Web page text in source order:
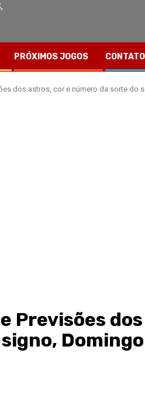
PRÓXIMOS JOGOS CONTATO
dos astros, cor e número da sorte do
Previsões
Domingo